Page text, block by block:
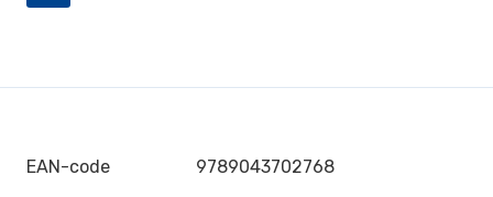
EAN-code 9789043702768